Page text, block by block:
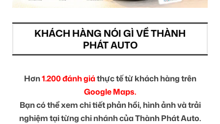
KHÁCH HÀNG NÓI GÌ VỀ THÀNH
PHÁT AUTO
Hơn1.200 đánh giáthực tế từ khách hàng trên
Google Maps.
Bạn có thể xem chi tiết phản hồi, hình ảnh và trải
nghiệm tại từng chi nhánh của Thành Phát Auto.